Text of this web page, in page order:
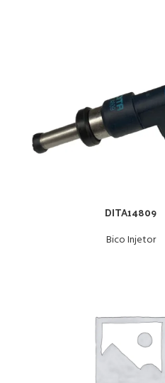
DITA14809
Bico Injetor